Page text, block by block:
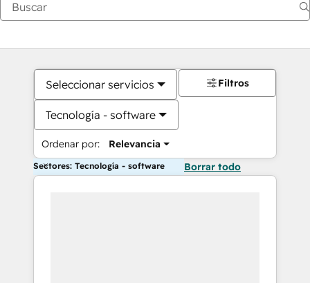
Seleccionar servicios
Tecnología - software
Ordenar por: Relevancia
Filtros
Sectores: Tecnología - software Borrar todo